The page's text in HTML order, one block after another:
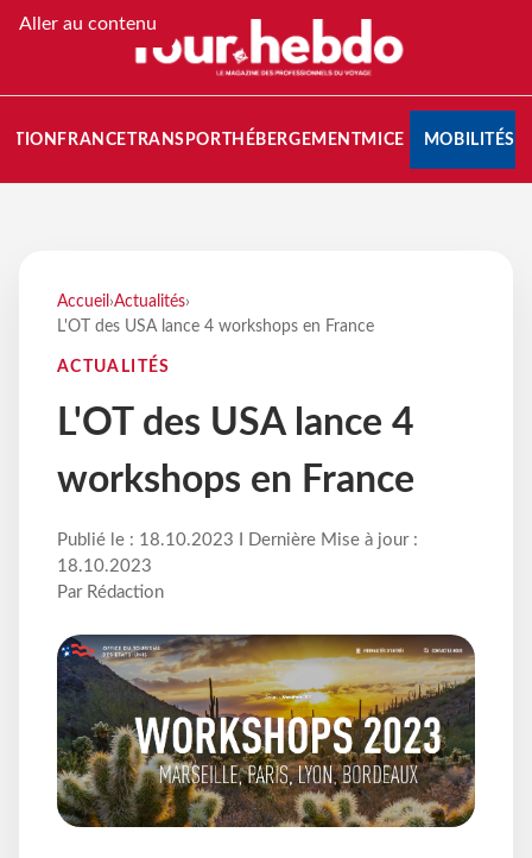
Aller au contenu
FRANCETRANSPORT HÉBERGEMENTMICE MOBILITÉS
Accueil ›Actualités›
L'OT des USA lance 4 workshops en France
ACTUALITÉS
L'OT des USA lance 4
workshops en France
Publié le : 18.10.2023 I Dernière Mise à jour :
18.10.2023
Par Rédaction